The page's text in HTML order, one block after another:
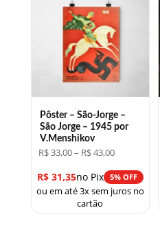
Pôster – São-Jorge –
São Jorge – 1945 por
V.Menshikov
R$33,00– R$43,00Faixa
preço:
R$ 33,00
através
R$31,35no Pix 5% OFF
ou em até 3x sem juros no
cartão